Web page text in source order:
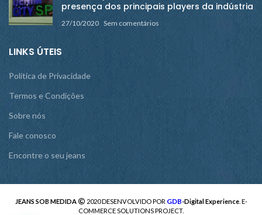
presença dos principais players da indústria
27/10/2020 Sem comentários
LINKS ÚTEIS
Política de Privacidade
Termos e Condições
Sobre nós
Fale conosco
Encontre o seu jeans
JEANS SOB MEDIDA 2020 DESENVOLVIDO POR GDB-Digital Experience. E-
COMMERCE SOLUTIONS PROJECT.